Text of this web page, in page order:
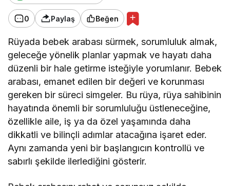
0 Paylaş Beğen
Rüyada bebek arabası sürmek, sorumluluk almak,
geleceğe yönelik planlar yapmak ve hayatı daha
düzenli bir hale getirme isteğiyle yorumlanır. Bebek
arabası, emanet edilen bir değeri ve korunması
gereken bir süreci simgeler. Bu rüya, rüya sahibinin
hayatında önemli bir sorumluluğu üstleneceğine,
özellikle aile, iş ya da özel yaşamında daha
dikkatli ve bilinçli adımlar atacağına işaret eder.
Aynı zamanda yeni bir başlangıcın kontrollü ve
sabırlı şekilde ilerlediğini gösterir.